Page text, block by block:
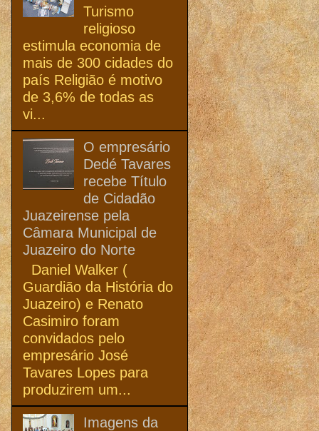
Turismo
religioso
estimula economia de
mais de 300 cidades do
país Religião é motivo
de 3,6% de todas as
vi...
O empresário
Dedé Tavares
recebe Título
de Cidadão
Juazeirense pela
Câmara Municipal de
Juazeiro do Norte
Daniel Walker (
Guardião da História do
Juazeiro) e Renato
Casimiro foram
convidados pelo
empresário José
Tavares Lopes para
produzirem um...
Imagens da